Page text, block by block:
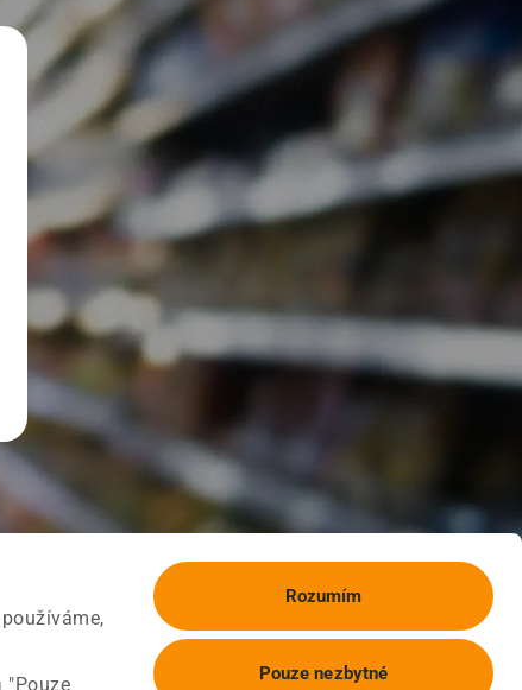
"Pouze
Rozumím
Pouze nezbytné